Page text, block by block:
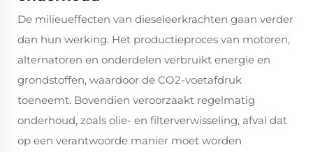
De milieueffecten van dieseleerkrachten gaan verder
dan hun werking. Het productieproces van motoren,
alternatoren en onderdelen verbruikt energie en
grondstoffen, waardoor de CO2-voetafdruk
toeneemt. Bovendien veroorzaakt regelmatig
onderhoud, zoals olie- en filterverwisseling, afval dat
op een verantwoorde manier moet worden